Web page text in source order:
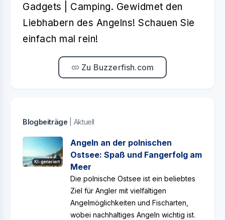
Gadgets | Camping. Gewidmet den
Liebhabern des Angelns! Schauen Sie
einfach mal rein!
Zu Buzzerfish.com
Blogbeiträge | Aktuell
KI-generiert
Angeln an der polnischen
Ostsee: Spaß und Fangerfolg am
Meer
Die polnische Ostsee ist ein beliebtes
Ziel für Angler mit vielfältigen
Angelmöglichkeiten und Fischarten,
wobei nachhaltiges Angeln wichtig ist.